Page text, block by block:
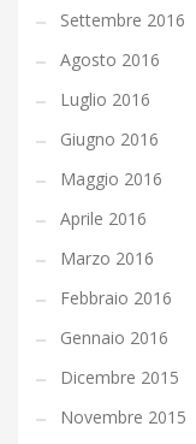
Settembre 2016
Agosto 2016
Luglio 2016
Giugno 2016
Maggio 2016
Aprile 2016
Marzo 2016
Febbraio 2016
Gennaio 2016
Dicembre 2015
Novembre 2015